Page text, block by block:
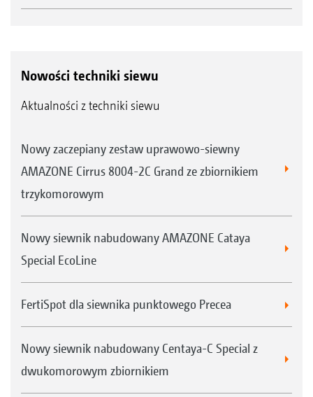
Nowości techniki siewu
Aktualności z techniki siewu
Nowy zaczepiany zestaw uprawowo-siewny
AMAZONE Cirrus 8004-2C Grand ze zbiornikiem
trzykomorowym
Nowy siewnik nabudowany AMAZONE Cataya
Special EcoLine
FertiSpot dla siewnika punktowego Precea
Nowy siewnik nabudowany Centaya-C Special z
dwukomorowym zbiornikiem